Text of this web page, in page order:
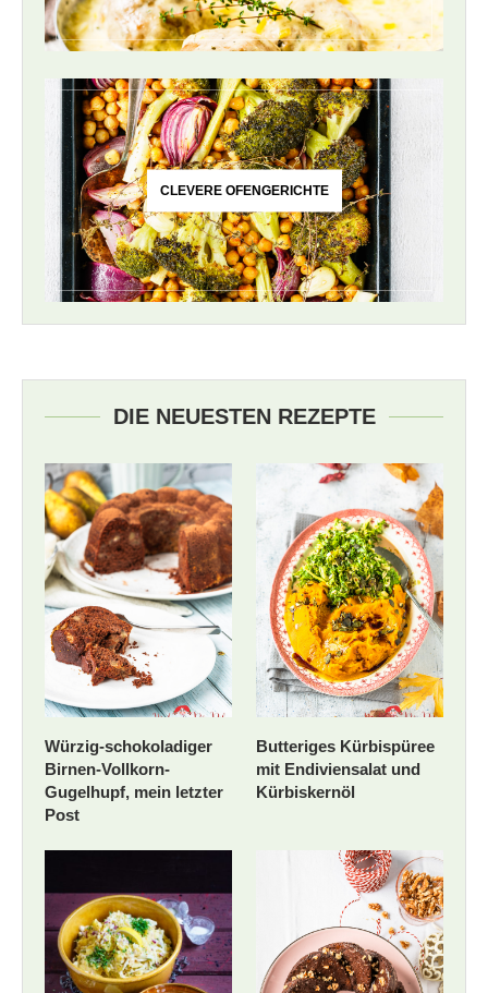
CLEVERE OFENGERICHTE
DIE NEUESTEN REZEPTE
Würzig-schokoladiger
Birnen-Vollkorn-
Gugelhupf, mein letzter
Post
Butteriges Kürbispüree
mit Endiviensalat und
Kürbiskernöl